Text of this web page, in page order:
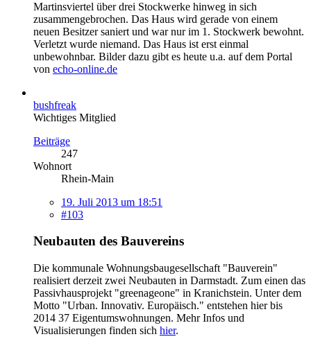
Martinsviertel über drei Stockwerke hinweg in sich
zusammengebrochen. Das Haus wird gerade von einem
neuen Besitzer saniert und war nur im 1. Stockwerk bewohnt.
Verletzt wurde niemand. Das Haus ist erst einmal
unbewohnbar. Bilder dazu gibt es heute u.a. auf dem Portal
von echo-online.de
bushfreak
Wichtiges Mitglied
Beiträge
247
Wohnort
Rhein-Main
19. Juli 2013 um 18:51
#103
Neubauten des Bauvereins
Die kommunale Wohnungsbaugesellschaft "Bauverein"
realisiert derzeit zwei Neubauten in Darmstadt. Zum einen das
Passivhausprojekt "greenageone" in Kranichstein. Unter dem
Motto "Urban. Innovativ. Europäisch." entstehen hier bis
2014 37 Eigentumswohnungen. Mehr Infos und
Visualisierungen finden sich hier.